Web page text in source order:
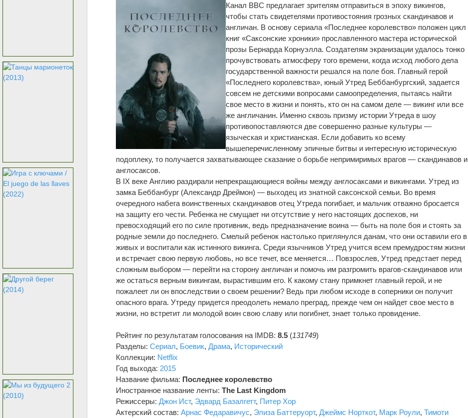
Канал BBC предлагает зрителям отправиться в эпоху викингов,
чтобы стать свидетелями противостояния грозных скандинавов и
англичан. В основу сериала «Последнее королевство» положен цикл
книг «Саксонские хроники» прославленного мастера исторической
прозы Бернарда Корнуэлла. Создателям экранизации удалось тонко
прочувствовать атмосферу того времени, когда исход любого дела
государственной важности решался на поле боя. Главный герой
«Последнего королевства», юный Утред Беббанбургский, задается
совсем не детскими вопросами самоопределения, пытаясь найти
свое место в жизни и понять, кто он на самом деле — викинг или все
же англичанин. Именно сквозь призму истории Утреда в шоу
противопоставляются две совершенно разные культуры —
языческая и христианская. Если добавить ко всему
вышеперечисленному эпичные битвы и интересную историческую
подоплеку, то получается захватывающее сказание о борьбе непримиримых врагов — скандинавов и
англосаксов.
В IX веке Англию раздирали непрекращающиеся войны между англосаксами и викингами. Утред из
замка Беббанбург (Александр Дреймон) — выходец из знатной саксонской семьи. Во время
очередного набега воинственных скандинавов отец Утреда погибает, и мальчик отважно бросается
на защиту его чести. Ребенка не смущает ни отсутствие у него настоящих доспехов, ни
превосходящий его по силе противник, ведь предназначение воина — быть на поле боя и стоять за
родные земли до последнего. Смелый ребенок настолько приглянулся данам, что они оставили его в
живых и воспитали как истинного викинга. Среди язычников Утред учится всем премудростям жизни
и встречает свою первую любовь, но все течет, все меняется… Повзрослев, Утред предстает перед
сложным выбором — перейти на сторону англичан и помочь им разгромить врагов-скандинавов или
же остаться верным викингам, вырастившим его. К какому стану примкнет главный герой, и не
пожалеет ли он впоследствии о своем решении? Ведь при любом исходе в соперники он получит
опасного врага. Утреду придется преодолеть немало преград, прежде чем он найдет свое место в
жизни, но встретит ли молодой воин свою славу или погибнет, знает только провидение.
Рейтинг по результатам голосования на IMDB:8.5 (131749)
Разделы:Сериал, Боевик,Драма, Исторический
Коллекции: Netflix
Год выхода: 2015
Название фильма: Последнее королевство
Иностранное название ленты:The Last Kingdom
Режиссеры:Джон Ист, Эдвард Базалгетт, Питер Хор
Актерский состав:Арнас Федаравичус, Элиза Баттеруорт,Джеймс Норткот, Марк Роули,Тимоти